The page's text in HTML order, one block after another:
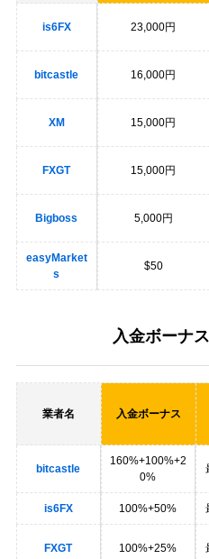
is6FX 23,000円
bitcastle 16,000円
XM 15,000円
FXGT 15,000円
Bigboss 5,000円
easyMarket
s
$50
入金ボーナ
業者名 入金ボーナス
bitcastle
160%+100%+2
0%
is6FX 100%+50%
FXGT 100%+25%